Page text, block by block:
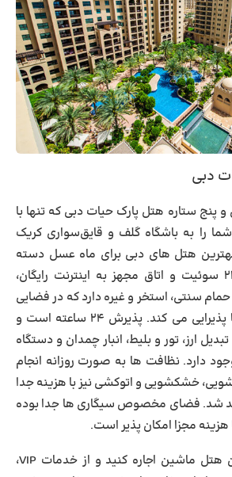
دبی
پنج ستاره هتل پارک حیات دبی که تنها با
را به باشگاه گلف و قایق‌سواری کریک
هتل های دبی برای ماه عسل دسته
بندی شده است. ۲۲۳ سوئیت و اتاق مجهز به اینترنت رایگان،
سنتی، استخر و غیره دارد که در فضایی
مدرن و لوکس از شما پذیرایی می کند. پذیرش ۲۴ ساعته است و
ارز، تور و بلیط، انبار چمدان و دستگاه
دارد. نظافت ها به صورت روزانه انجام
خشکشویی و اتوکشی نیز با هزینه جدا
شد. فضای مخصوص سیگاری ها جدا بوده
هزینه مجزا امکان پذیر است.
شما می توانید در این هتل ماشین اجاره کنید و از خدمات VIP،